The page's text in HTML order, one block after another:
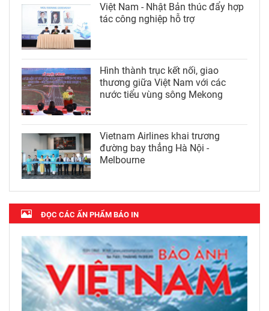
Việt Nam - Nhật Bản thúc đẩy hợp
tác công nghiệp hỗ trợ
Hình thành trục kết nối, giao
thương giữa Việt Nam với các
nước tiểu vùng sông Mekong
Vietnam Airlines khai trương
đường bay thẳng Hà Nội -
Melbourne
ĐỌC CÁC ẤN PHẨM BÁO IN